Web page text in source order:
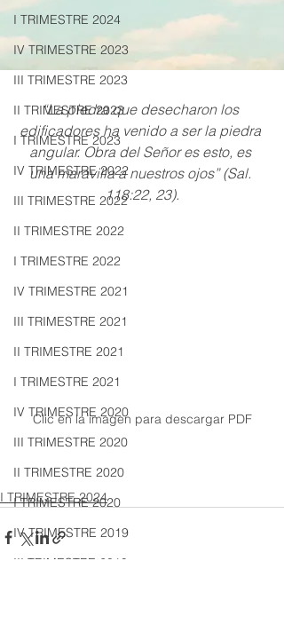
I TRIMESTRE 2024
IV TRIMESTRE 2023
III TRIMESTRE 2023
II TRIMESTRE 2023
I TRIMESTRE 2023
IV TRIMESTRE 2022
III TRIMESTRE 2022
II TRIMESTRE 2022
I TRIMESTRE 2022
IV TRIMESTRE 2021
III TRIMESTRE 2021
II TRIMESTRE 2021
I TRIMESTRE 2021
IV TRIMESTRE 2020
III TRIMESTRE 2020
II TRIMESTRE 2020
I TRIMESTRE 2020
IV TRIMESTRE 2019
III TRIMESTRE 2019
“La piedra que desecharon los
edificadores ha venido a ser la piedra
angular. Obra del Señor es esto, es
una maravilla a nuestros ojos” (Sal.
118:22, 23).
Clic en la imagen para descargar PDF
I TRIMESTRE 2024